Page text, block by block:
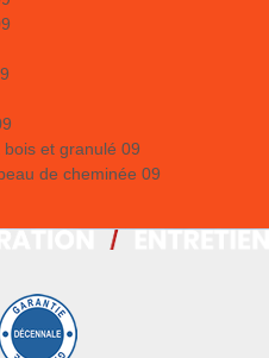
et granulé 09
de cheminée 09